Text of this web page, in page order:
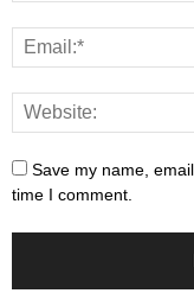
Save my name,
time I comment.